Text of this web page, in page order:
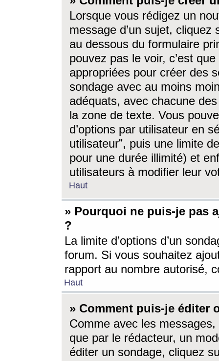
Lorsque vous rédigez un
message d’un sujet, cliquez
au dessous du formulaire
pouvez pas le voir, c’est
appropriées pour créer des
sondage avec au moins
adéquats, avec chacune
la zone de texte. Vous
d’options par utilisateur en
utilisateur”, puis une limite
pour une durée illimité) et
utilisateurs à modifier leur
Haut
» Pourquoi ne puis-je pas
?
La limite d’options d’un
forum. Si vous souhaitez
rapport au nombre autorisé,
Haut
» Comment puis-je éditer
Comme avec les
que par le rédacteur, un
éditer un sondage, cliquez